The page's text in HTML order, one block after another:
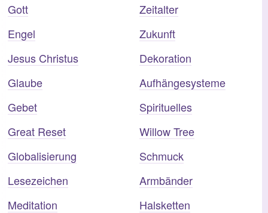
Gott
Engel
Jesus Christus
Glaube
Gebet
Great Reset
Globalisierung
Lesezeichen
Meditation
Zeitalter
Zukunft
Dekoration
Aufhängesysteme
Spirituelles
Willow Tree
Schmuck
Armbänder
Halsketten